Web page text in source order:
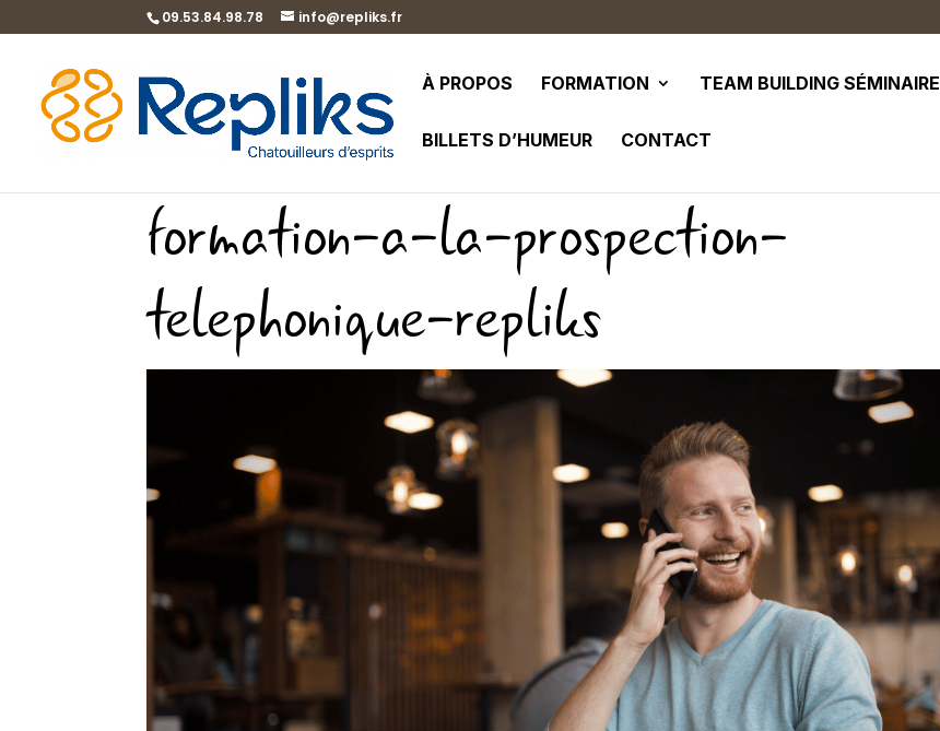
09.53.84.98.78 info@repliks.fr
À PROPOS FORMATION TEAM BUILDING SÉMINAIRE
BILLETS D’HUMEUR CONTACT
formation-a-la-prospection-
telephonique-repliks